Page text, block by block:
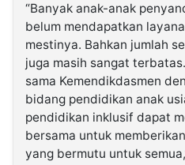
“Banyak anak-anak
belum mendapatkan
mestinya. Bahkan jumlah
juga masih sangat
sama Kemendikdasmen
bidang pendidikan anak
pendidikan inklusif dapat
bersama untuk
yang bermutu untuk